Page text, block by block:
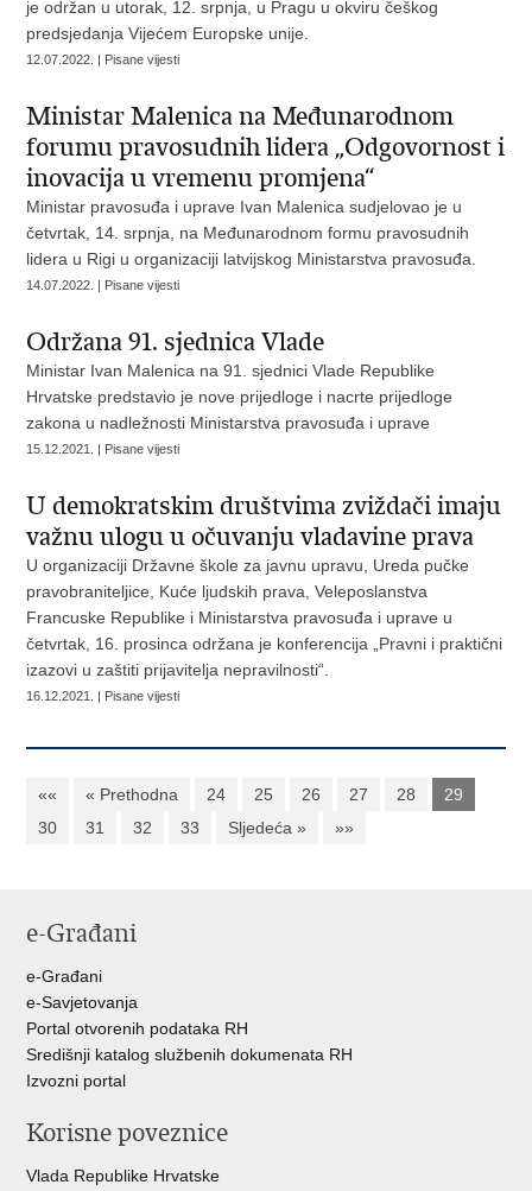
je održan u utorak, 12. srpnja, u Pragu u okviru češkog
predsjedanja Vijećem Europske unije.
12.07.2022. | Pisane vijesti
Ministar Malenica na Međunarodnom
forumu pravosudnih lidera „Odgovornost i
inovacija u vremenu promjena“
Ministar pravosuđa i uprave Ivan Malenica sudjelovao je u
četvrtak, 14. srpnja, na Međunarodnom formu pravosudnih
lidera u Rigi u organizaciji latvijskog Ministarstva pravosuđa.
14.07.2022. | Pisane vijesti
Održana 91. sjednica Vlade
Ministar Ivan Malenica na 91. sjednici Vlade Republike
Hrvatske predstavio je nove prijedloge i nacrte prijedloge
zakona u nadležnosti Ministarstva pravosuđa i uprave
15.12.2021. | Pisane vijesti
U demokratskim društvima zviždači imaju
važnu ulogu u očuvanju vladavine prava
U organizaciji Državne škole za javnu upravu, Ureda pučke
pravobraniteljice, Kuće ljudskih prava, Veleposlanstva
Francuske Republike i Ministarstva pravosuđa i uprave u
četvrtak, 16. prosinca održana je konferencija „Pravni i praktični
izazovi u zaštiti prijavitelja nepravilnosti“.
16.12.2021. | Pisane vijesti
«« « Prethodna 24 25 26 27 28
29
30
31 32 33 Sljedeća » »»
e-Građani
e-Građani
e-Savjetovanja
Portal otvorenih podataka RH
Središnji katalog službenih dokumenata RH
Izvozni portal
Korisne poveznice
Vlada Republike Hrvatske